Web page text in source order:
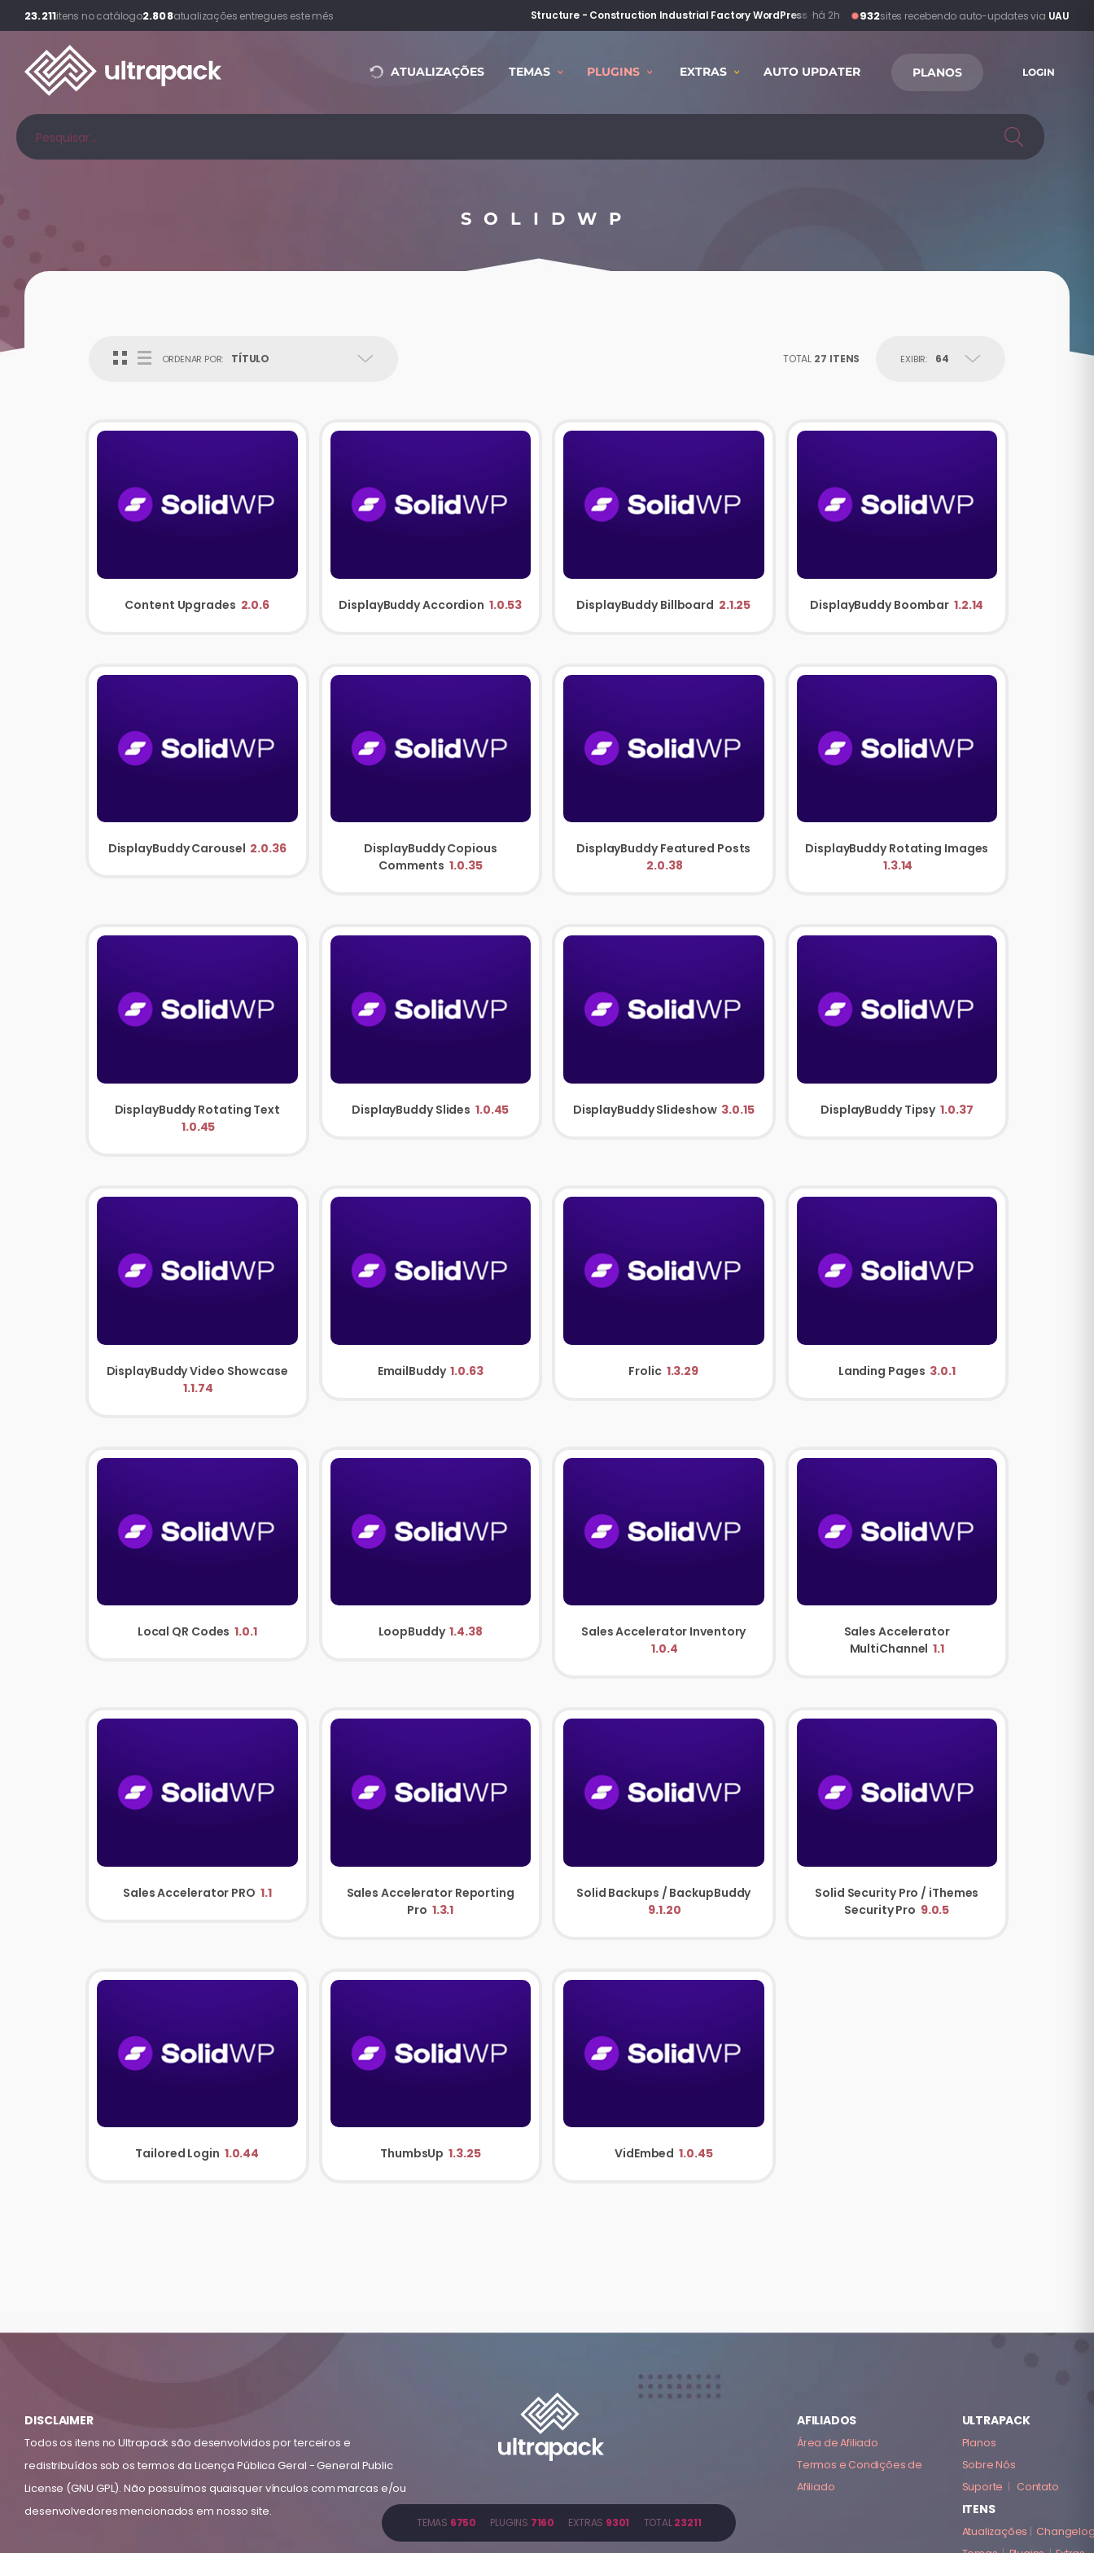
23.211itens no catálogo2.808atualizações entregues este mês 932sites recebendo auto-updates via UAU
Structure - Construction Industrial Factory WordPress Theme
·há 2h
ATUALIZAÇÕES TEMAS PLUGINS EXTRAS AUTO UPDATER PLANOS LOGIN
SOLIDWP
ORDENAR POR: TÍTULO TOTAL 27 ITENS EXIBIR: 64
Content Upgrades 2.0.6 DisplayBuddy Accordion 1.0.53 DisplayBuddy Billboard 2.1.25 DisplayBuddy Boombar 1.2.14
DisplayBuddy Carousel 2.0.36
DisplayBuddy Copious
Comments 1.0.35
2.0.38
DisplayBuddy Rotating Images
1.3.14
1.0.45
DisplayBuddy Slides 1.0.45 DisplayBuddy Slideshow 3.0.15 DisplayBuddy Tipsy 1.0.37
1.1.74
EmailBuddy 1.0.63 Frolic 1.3.29 Landing Pages 3.0.1
Local QR Codes 1.0.1 LoopBuddy 1.4.38
Sales Accelerator Inventory
1.0.4
Sales Accelerator
MultiChannel 1.1
Sales Accelerator PRO 1.1
Sales Accelerator Reporting
Pro 1.3.1
Solid Backups / BackupBuddy
9.1.20
Solid Security Pro / iThemes
Security Pro 9.0.5
Tailored Login 1.0.44 ThumbsUp 1.3.25 VidEmbed 1.0.45
TEMAS 6750 PLUGINS 7160 EXTRAS 9301 TOTAL23211
DISCLAIMER
Todos os itens no Ultrapack são desenvolvidos por terceiros e
redistribuídos sob os termos da Licença Pública Geral - General Public
License (GNU GPL). Não possuímos quaisquer vínculos com marcas e/ou
desenvolvedores mencionados em nosso site.
AFILIADOS
Área de Afiliado
Termos e Condições de
Afiliado
ULTRAPACK
Planos
Sobre Nós
Suporte | Contato
ITENS
Atualizações |